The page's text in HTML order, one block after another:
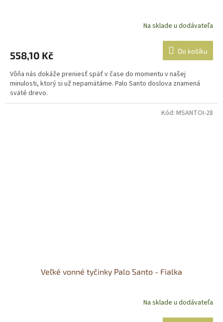
Na sklade u dodávateľa
558,10 Kč Do košíku
Vôňa nás dokáže preniesť späť v čase do momentu v našej
minulosti, ktorý si už nepamätáme. Palo Santo doslova znamená
sväté drevo.
Veľké vonné tyčinky Palo Santo - Fialka
Na sklade u dodávateľa
Kód: MSANTOI-28